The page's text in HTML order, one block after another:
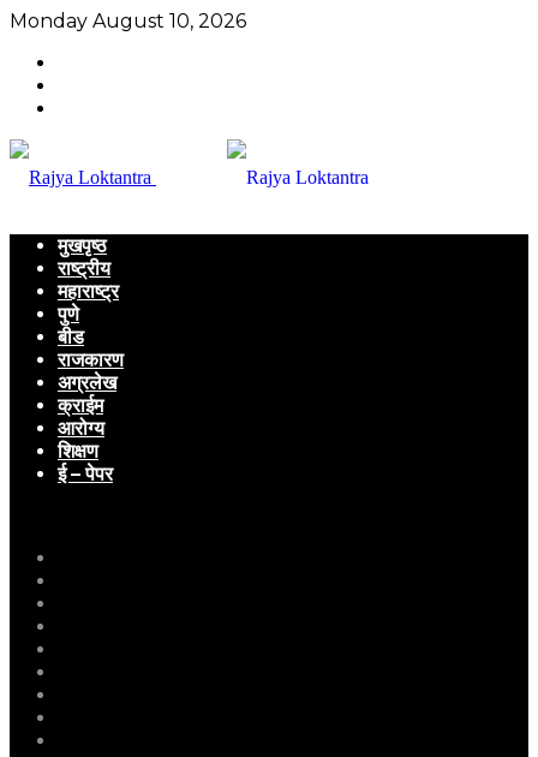
Monday August 10, 2026
मुखपृष्ठ
राष्ट्रीय
महाराष्ट्र
पुणे
बीड
राजकारण
अग्रलेख
क्राईम
आरोग्य
शिक्षण
ई – पेपर